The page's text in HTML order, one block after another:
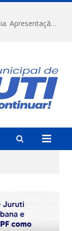
FESTRIBAL 2026 – No Coração da Amazônia. Apresentação da Munduruku.